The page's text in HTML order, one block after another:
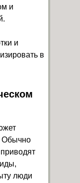
и
и
в
Обычно
люди